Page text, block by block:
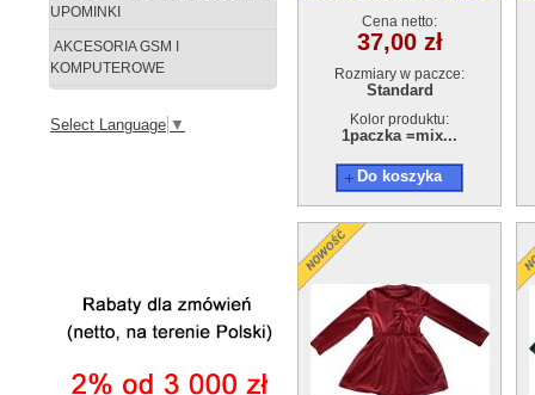
UPOMINKI
AKCESORIA GSM I
KOMPUTEROWE
Select Language ▼
Cena netto:
37,00 zł
Rozmiary w paczce:
Standard
Kolor produktu:
1paczka =mix...
Do koszyka